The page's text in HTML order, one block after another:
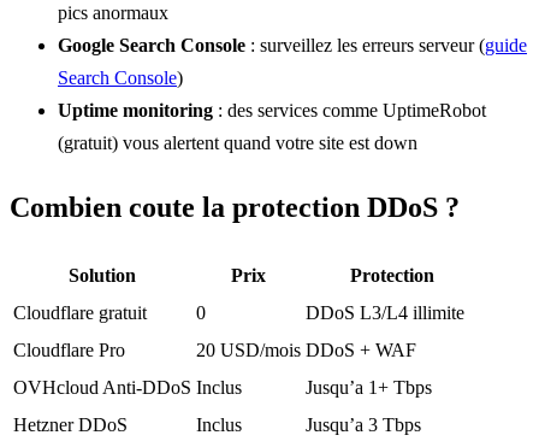
pics anormaux
Google Search Console : surveillez les erreurs serveur (guide
Search Console)
Uptime monitoring : des services comme UptimeRobot
(gratuit) vous alertent quand votre site est down
Combien coute la protection DDoS ?
Solution Prix
Protection
Cloudflare gratuit
0
DDoS L3/L4 illimite
Cloudflare Pro
20 USD/mois DDoS + WAF
OVHcloud Anti-DDoS Inclus
Jusqu’a 1+ Tbps
Hetzner DDoS
Inclus
Jusqu’a 3 Tbps